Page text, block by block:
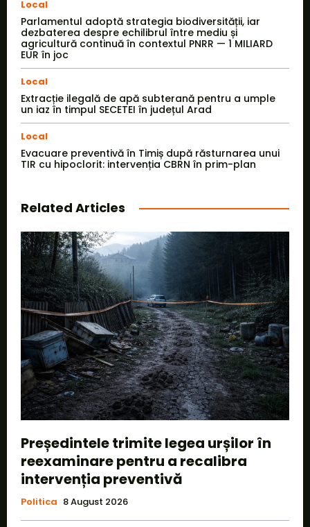
Local
Parlamentul adoptă strategia biodiversității, iar
dezbaterea despre echilibrul între mediu și
agricultură continuă în contextul PNRR — 1 MILIARD
EUR în joc
Local
Extracție ilegală de apă subterană pentru a umple
un iaz în timpul SECETEI în județul Arad
Local
Evacuare preventivă în Timiș după răsturnarea unui
TIR cu hipoclorit: intervenția CBRN în prim-plan
Related Articles
Președintele trimite legea urșilor în
reexaminare pentru a recalibra
intervenția preventivă
Politica 8 August 2026